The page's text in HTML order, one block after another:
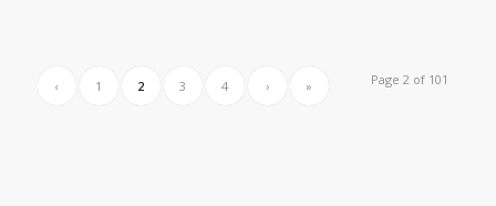
Page 2 of 101
‹ 1 2 3 4 › »